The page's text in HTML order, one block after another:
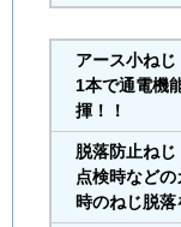
アース小ねじ
1本で通電機
揮！！
脱落防止ねじ
点検時など
時のねじ脱落